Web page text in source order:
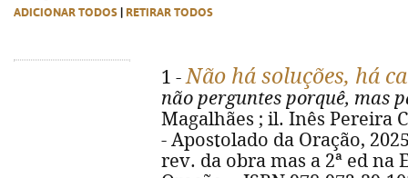
ADICIONAR TODOS RETIRAR TODOS
1 -Não há soluções, há
não perguntes porquê, mas
Magalhães ; il. Inês Pereira
- Apostolado da Oração,
rev. da obra mas a 2ª ed na